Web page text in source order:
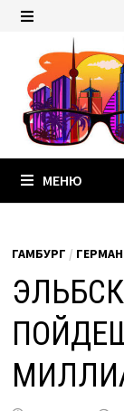
Перейти
содержимому
МЕНЮ
ГАМБУРГ /